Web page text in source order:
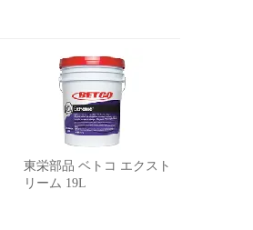
東栄部品 ベトコ エクスト
リーム 19L